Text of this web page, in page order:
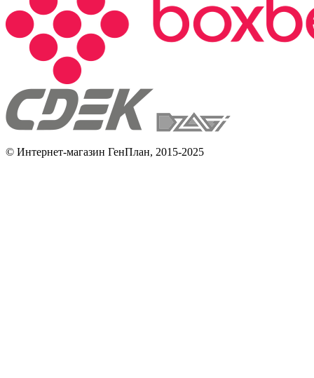
© Интернет-магазин ГенПлан, 2015-2025